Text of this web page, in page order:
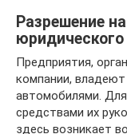
Разрешение
Предприятия,
компании,
автомобилями.
средствами их
здесь возникает